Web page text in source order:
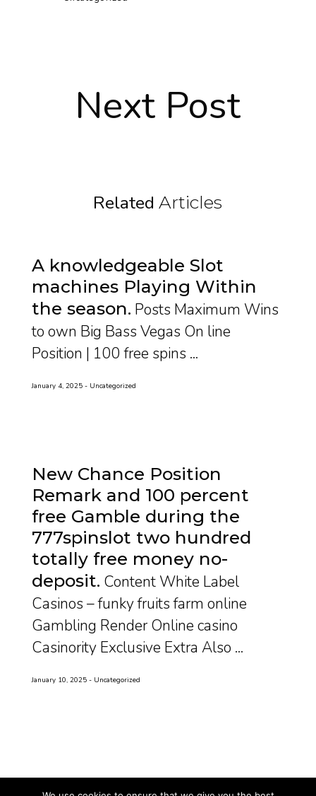
Next Post
Related Articles
A knowledgeable Slot
machines Playing Within
the season Posts Maximum Wins
to own Big Bass Vegas On line
Position | 100 free spins ...
January 4, 2025 Uncategorized
New Chance Position
Remark and 100 percent
free Gamble during the
777spinslot two hundred
totally free money no-
deposit Content White Label
Casinos – funky fruits farm online
Gambling Render Online casino
Casinority Exclusive Extra Also ...
January 10, 2025 Uncategorized